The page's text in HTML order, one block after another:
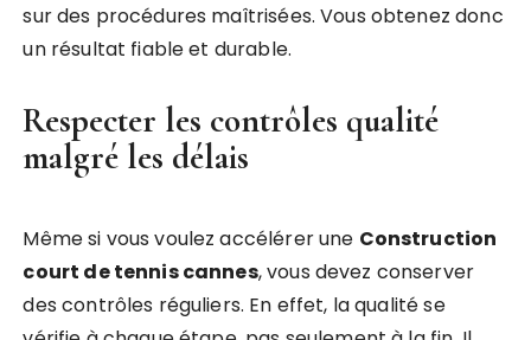
sur des procédures maîtrisées. Vous obtenez donc
un résultat fiable et durable.
Respecter les contrôles qualité
malgré les délais
Même si vous voulez accélérer une Construction
court de tennis cannes, vous devez conserver
des contrôles réguliers. En effet, la qualité se